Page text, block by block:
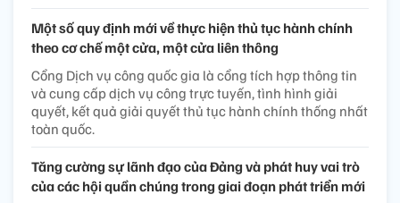
Một số quy định mới về thực hiện thủ tục hành chính
theo cơ chế một cửa, một cửa liên thông
Cổng Dịch vụ công quốc gia là cổng tích hợp thông tin
và cung cấp dịch vụ công trực tuyến, tình hình giải
quyết, kết quả giải quyết thủ tục hành chính thống nhất
toàn quốc.
Tăng cường sự lãnh đạo của Đảng và phát huy vai trò
của các hội quần chúng trong giai đoạn phát triển mới